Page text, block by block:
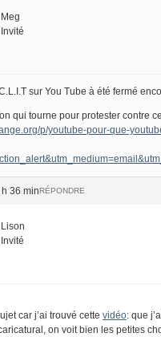
Meg
Invité
sur You Tube à été fermé
qui tourne pour protester contre
p/youtube-pour-que-
36 minRÉPONDRE
Lison
Invité
car j’ai trouvé cette vidéo: que
on voit bien les petites